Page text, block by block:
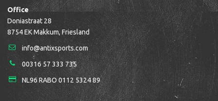
Office
Doniastraat 28
8754 EK Makkum, Friesland
info@antixsports.com
00316 57 333 735
NL96 RABO 0112 5324 89